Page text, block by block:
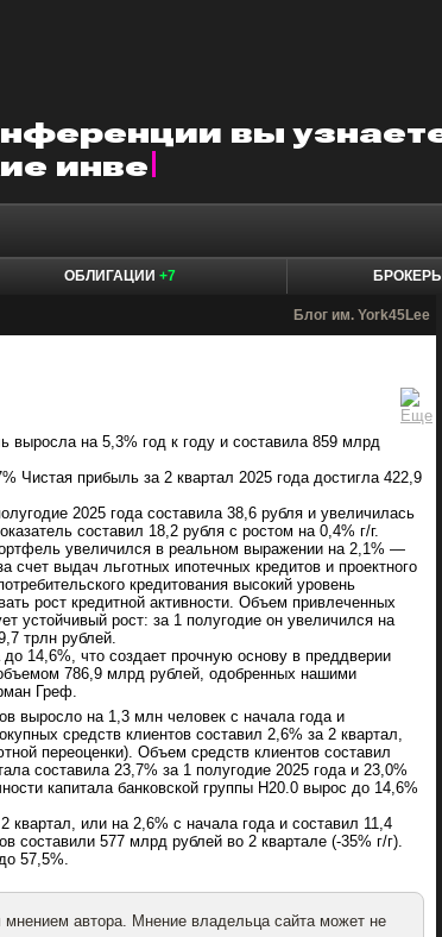
ОБЛИГАЦИИ +7 БРОКЕРЫ
Блог им. York45Lee
выросла на 5,3% год к году и составила 859 млрд
Чистая прибыль за 2 квартал 2025 года достигла 422,9
2025 года составила 38,6 рубля и увеличилась
составил 18,2 рубля с ростом на 0,4% г/г.
увеличился в реальном выражении на 2,1% —
счет выдач льготных ипотечных кредитов и проектного
кредитования высокий уровень
рост кредитной активности. Объем привлеченных
устойчивый рост: за 1 полугодие он увеличился на
трлн рублей.
14,6%, что создает прочную основу в преддверии
786,9 млрд рублей, одобренных нашими
Греф.
выросло на 1,3 млн человек с начала года и
средств клиентов составил 2,6% за 2 квартал,
переоценки). Объем средств клиентов составил
составила 23,7% за 1 полугодие 2025 года и 23,0%
капитала банковской группы Н20.0 вырос до 14,6%
или на 2,6% с начала года и составил 11,4
составили 577 млрд рублей во 2 квартале (-35% г/г).
57,5%.
автора. Мнение владельца сайта может не